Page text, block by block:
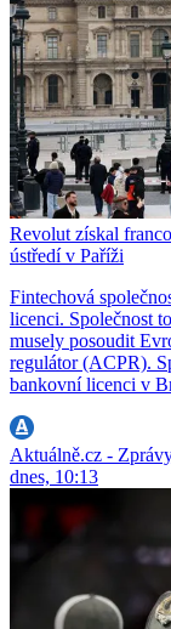
Revolut získal
ústředí v Paříži
Fintechová
licenci. Společnost
musely posoudit
regulátor (ACPR).
bankovní licenci v
Aktuálně.cz -
dnes, 10:13